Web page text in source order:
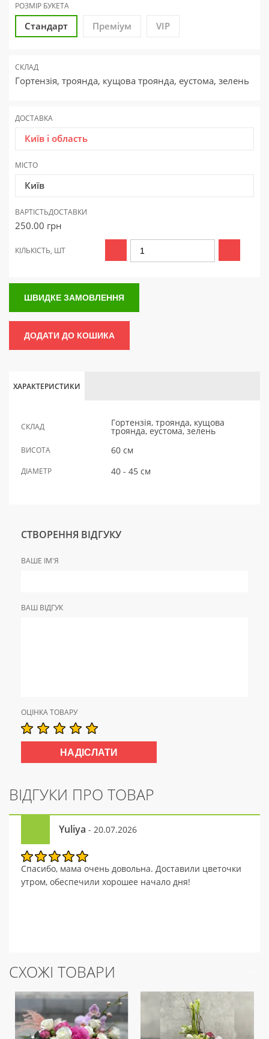
РОЗМІР БУКЕТА
Стандарт Преміум VIP
СКЛАД
Гортензія, троянда, кущова троянда, еустома, зелень
ДОСТАВКА
Київ і область
МІСТО
Київ
ВАРТІСТЬДОСТАВКИ
250.00 грн
КІЛЬКІСТЬ, ШТ
ШВИДКЕ ЗАМОВЛЕННЯ
ДОДАТИ ДО КОШИКА
ХАРАКТЕРИСТИКИ
СКЛАД Гортензія, троянда, кущова
троянда, еустома, зелень
ВИСОТА 60 см
ДІАМЕТР 40 - 45 см
СТВОРЕННЯ ВІДГУКУ
ВАШЕ ІМ'Я
ВАШ ВІДГУК
ОЦІНКА ТОВАРУ
ВІДГУКИ ПРО ТОВАР
Yuliya - 20.07.2026
Спасибо, мама очень довольна. Доставили цветочки
утром, обеспечили хорошее начало дня!
СХОЖІ ТОВАРИ